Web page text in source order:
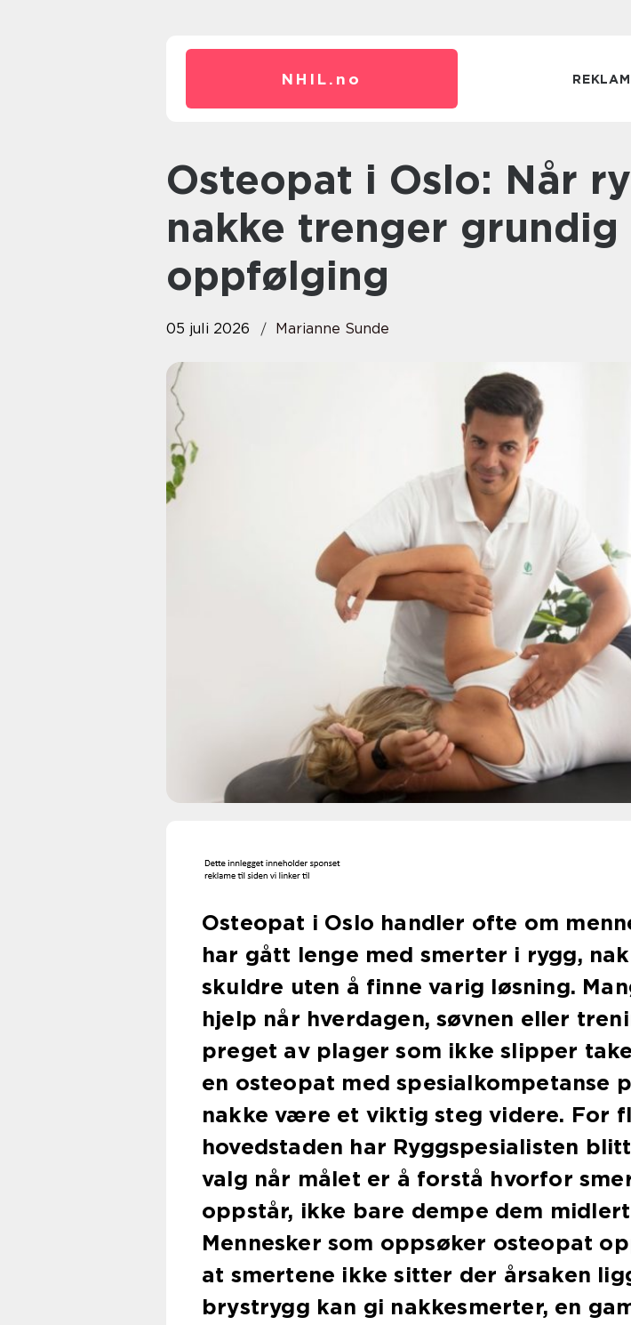
NHIL. no
Osteopat i Oslo: Når rygg og
nakke trenger grundig
oppfølging
05 juli 2026 Marianne Sunde
Osteopat i Oslo handler ofte om
har gått lenge med smerter i rygg,
skuldre uten å finne varig løsning.
hjelp når hverdagen, søvnen eller
preget av plager som ikke slipper
en osteopat med spesialkompetanse
nakke være et viktig steg videre. For
hovedstaden har Ryggspesialisten
valg når målet er å forstå hvorfor
oppstår, ikke bare dempe dem
Mennesker som oppsøker osteopat
at smertene ikke sitter der årsaken
brystrygg kan gi nakkesmerter, en